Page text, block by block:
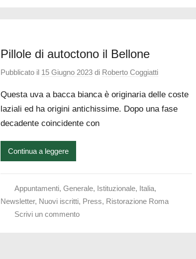
Pillole di autoctono il Bellone
Pubblicato il 15 Giugno 2023 di Roberto Coggiatti
Questa uva a bacca bianca è originaria delle coste
laziali ed ha origini antichissime. Dopo una fase
decadente coincidente con
Continua a leggere
Appuntamenti, Generale, Istituzionale, Italia,
Newsletter, Nuovi iscritti, Press, Ristorazione Roma
Scrivi un commento